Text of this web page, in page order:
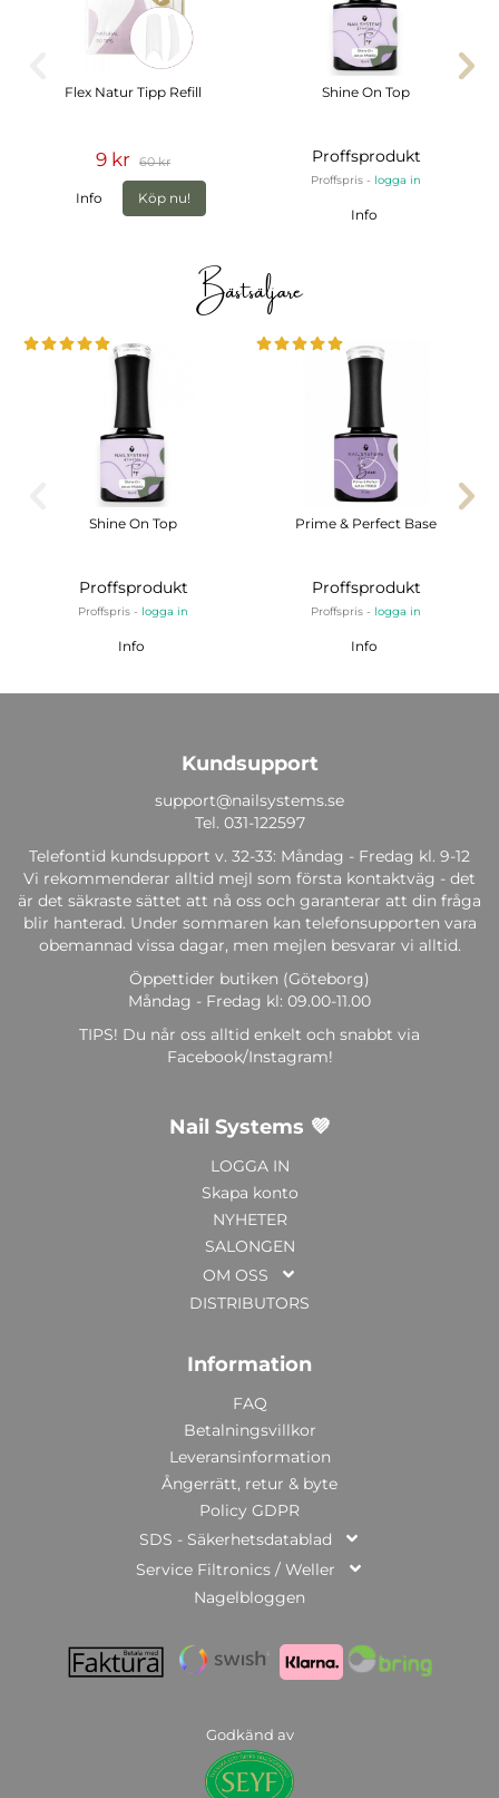
Flex Natur Tipp Refill
9 kr 60 kr
Info Köp nu!
Shine On Top
Proffsprodukt
Proffspris - logga in
Info
Bästsäljare
Shine On Top
Proffsprodukt
Proffspris - logga in
Info
Prime & Perfect Base
Proffsprodukt
Proffspris - logga in
Info
Kundsupport
support@nailsystems.se
Tel. 031-122597
Telefontid kundsupport v. 32-33: Måndag - Fredag kl. 9-12
Vi rekommenderar alltid mejl som första kontaktväg - det
är det säkraste sättet att nå oss och garanterar att din fråga
blir hanterad. Under sommaren kan telefonsupporten vara
obemannad vissa dagar, men mejlen besvarar vi alltid.
Öppettider butiken (Göteborg)
Måndag - Fredag kl: 09.00-11.00
TIPS! Du når oss alltid enkelt och snabbt via
Facebook/Instagram!
Nail Systems 💜
LOGGA IN
Skapa konto
NYHETER
SALONGEN
OM OSS
DISTRIBUTORS
Information
FAQ
Betalningsvillkor
Leveransinformation
Ångerrätt, retur & byte
Policy GDPR
SDS - Säkerhetsdatablad
Service Filtronics / Weller
Nagelbloggen
Godkänd av